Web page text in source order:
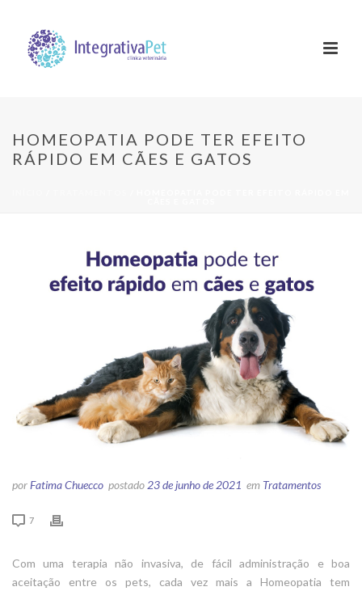
HOMEOPATIA PODE TER EFEITO
RÁPIDO EM CÃES E GATOS
porFatima Chuecco postado 23 de junho de 2021 em Tratamentos
7
Com uma terapia não invasiva, de fácil administração e boa
aceitação entre os pets, cada vez mais a Homeopatia tem